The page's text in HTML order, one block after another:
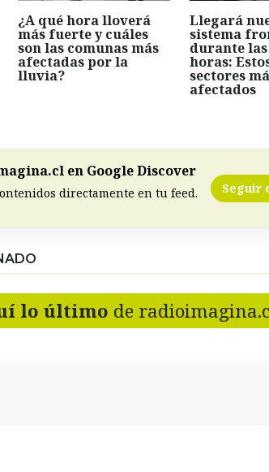
¿A qué hora lloverá
más fuerte y cuáles
son las comunas más
afectadas por la
lluvia?
Llegará
sistema
durante
horas:
sectores
afectados
en Google Discover
directamente en tu feed. Seguir
lo último de